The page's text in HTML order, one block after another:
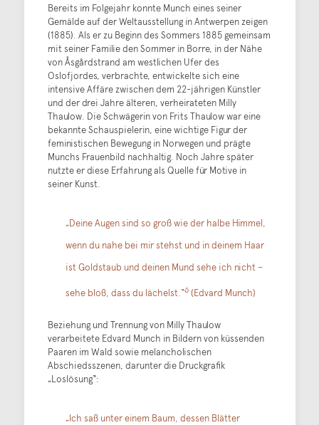
Bereits im Folgejahr konnte Munch eines seiner
Gemälde auf der Weltausstellung in Antwerpen zeigen
(1885). Als er zu Beginn des Sommers 1885 gemeinsam
mit seiner Familie den Sommer in Borre, in der Nähe
von Åsgårdstrand am westlichen Ufer des
Oslofjordes, verbrachte, entwickelte sich eine
intensive Affäre zwischen dem 22-jährigen Künstler
und der drei Jahre älteren, verheirateten Milly
Thaulow. Die Schwägerin von Frits Thaulow war eine
bekannte Schauspielerin, eine wichtige Figur der
feministischen Bewegung in Norwegen und prägte
Munchs Frauenbild nachhaltig. Noch Jahre später
nutzte er diese Erfahrung als Quelle für Motive in
seiner Kunst.
„Deine Augen sind so groß wie der halbe Himmel,
wenn du nahe bei mir stehst und in deinem Haar
ist Goldstaub und deinen Mund sehe ich nicht –
sehe bloß, dass du lächelst.“6(Edvard Munch)
Beziehung und Trennung von Milly Thaulow
verarbeitete Edvard Munch in Bildern von küssenden
Paaren im Wald sowie melancholischen
Abschiedsszenen, darunter die Druckgrafik
„Loslösung“:
„Ich saß unter einem Baum, dessen Blätter